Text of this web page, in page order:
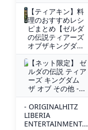
【ティアキン】料
理のおすすめレシ
ピまとめ【ゼルダ
の伝説ティアーズ
オブザキングダ...
【ネット限定】 ゼ
ルダの伝説 ティア
ーズ キングダム
ザ オブ その他 -...
- ORIGINALHITZ
LIBERIA
ENTERTAINMENT...